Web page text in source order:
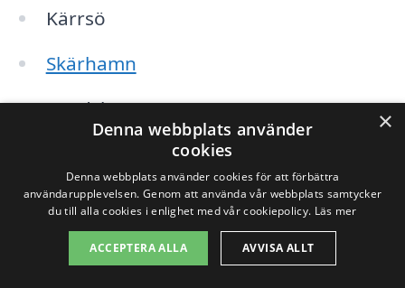
Kärrsö
Skärhamn
Sundsby
Bräcke
Kråksmölle
×
Denna webbplats använder
cookies
Denna webbplats använder cookies för att förbättra
användarupplevelsen. Genom att använda vår webbplats samtycker
du till alla cookies i enlighet med vår cookiepolicy. Läs mer
ACCEPTERA ALLA AVVISA ALLT